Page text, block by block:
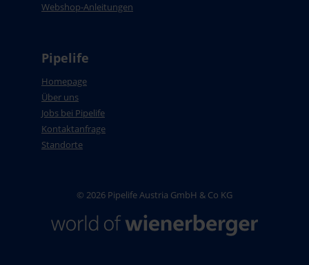
Webshop-Anleitungen
Pipelife
Homepage
Über uns
Jobs bei Pipelife
Kontaktanfrage
Standorte
© 2026 Pipelife Austria GmbH & Co KG